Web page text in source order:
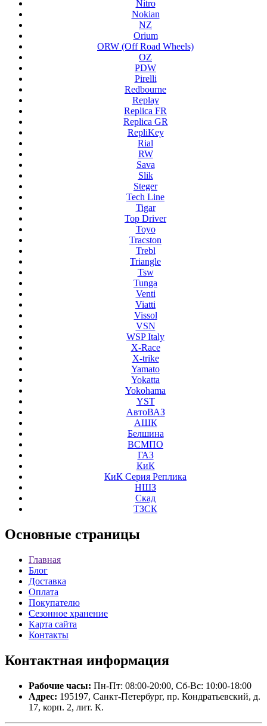
Nitro
Nokian
NZ
Orium
ORW (Off Road Wheels)
OZ
PDW
Pirelli
Redbourne
Replay
Replica FR
Replica GR
RepliKey
Rial
RW
Sava
Slik
Steger
Tech Line
Tigar
Top Driver
Toyo
Tracston
Trebl
Triangle
Tsw
Tunga
Venti
Viatti
Vissol
VSN
WSP Italy
X-Race
X-trike
Yamato
Yokatta
Yokohama
YST
АвтоВАЗ
АШК
Белшина
ВСМПО
ГАЗ
КиК
КиК Серия Реплика
НШЗ
Скад
ТЗСК
Основные страницы
Главная
Блог
Доставка
Оплата
Покупателю
Сезонное хранение
Карта сайта
Контакты
Контактная информация
Рабочие часы: Пн-Пт: 08:00-20:00, Сб-Вс: 10:00-18:00
Адрес: 195197, Санкт-Петербург, пр. Кондратьевский, д.
17, корп. 2, лит. К.